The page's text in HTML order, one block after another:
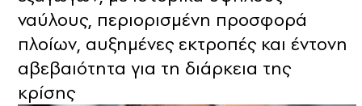
ναύλους, περιορισμένη προσφορά
πλοίων, αυξημένες εκτροπές και έντονη
αβεβαιότητα για τη διάρκεια της
κρίσης